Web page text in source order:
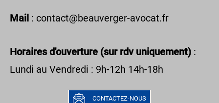
Mail : contact@beauverger-avocat.fr
Horaires d'ouverture (sur rdv uniquement) :
Lundi au Vendredi : 9h-12h 14h-18h
CONTACTEZ-NOUS